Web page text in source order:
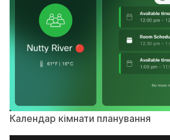
Календар кімнати планування